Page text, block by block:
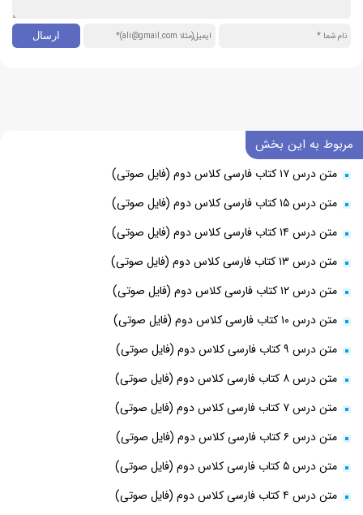
مربوط به این بخش
متن درس ۱۷ کتاب فارسی کلاس دوم (فایل صوتی)
متن درس ۱۵ کتاب فارسی کلاس دوم (فایل صوتی)
متن درس ۱۴ کتاب فارسی کلاس دوم (فایل صوتی)
متن درس ۱۳ کتاب فارسی کلاس دوم (فایل صوتی)
متن درس ۱۲ کتاب فارسی کلاس دوم (فایل صوتی)
متن درس ۱۰ کتاب فارسی کلاس دوم (فایل صوتی)
متن درس ۹ کتاب فارسی کلاس دوم (فایل صوتی)
متن درس ۸ کتاب فارسی کلاس دوم (فایل صوتی)
متن درس ۷ کتاب فارسی کلاس دوم (فایل صوتی)
متن درس ۶ کتاب فارسی کلاس دوم (فایل صوتی)
متن درس ۵ کتاب فارسی کلاس دوم (فایل صوتی)
متن درس ۴ کتاب فارسی کلاس دوم (فایل صوتی)